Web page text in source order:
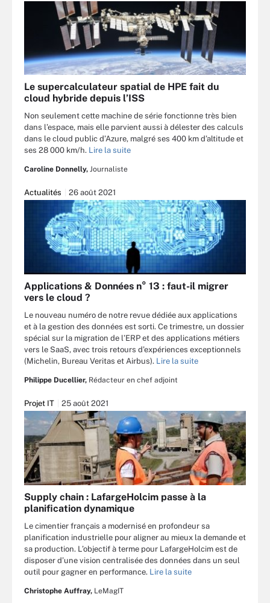
Le supercalculateur spatial de HPE fait du
cloud hybride depuis l’ISS
Non seulement cette machine de série fonctionne très bien
dans l’espace, mais elle parvient aussi à délester des calculs
dans le cloud public d’Azure, malgré ses 400 km d’altitude et
ses 28 000 km/h. Lire la suite
Caroline Donnelly, Journaliste
Actualités 26 août 2021
Applications & Données n° 13 : faut-il migrer
vers le cloud ?
Le nouveau numéro de notre revue dédiée aux applications
et à la gestion des données est sorti. Ce trimestre, un dossier
spécial sur la migration de l’ERP et des applications métiers
vers le SaaS, avec trois retours d’expériences exceptionnels
(Michelin, Bureau Veritas et Airbus). Lire la suite
Philippe Ducellier, Rédacteur en chef adjoint
Projet IT 25 août 2021
Supply chain : LafargeHolcim passe à la
planification dynamique
Le cimentier français a modernisé en profondeur sa
planification industrielle pour aligner au mieux la demande et
sa production. L’objectif à terme pour LafargeHolcim est de
disposer d’une vision centralisée des données dans un seul
outil pour gagner en performance. Lire la suite
Christophe Auffray, LeMagIT